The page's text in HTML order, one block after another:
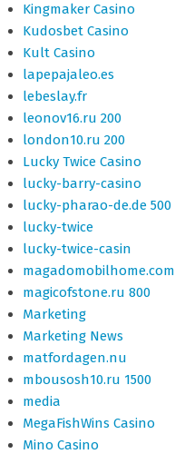
Kingmaker Casino
Kudosbet Casino
Kult Casino
lapepajaleo.es
lebeslay.fr
leonov16.ru 200
london10.ru 200
Lucky Twice Casino
lucky-barry-casino
lucky-pharao-de.de 500
lucky-twice
lucky-twice-casin
magadomobilhome.com
magicofstone.ru 800
Marketing
Marketing News
matfordagen.nu
mbousosh10.ru 1500
media
MegaFishWins Casino
Mino Casino